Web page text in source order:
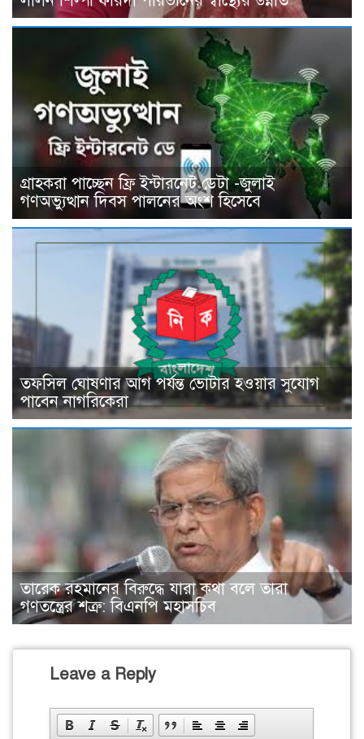
গ্রাহকরা পাচ্ছেন ফ্রি ইন্টারনেট ডেটা -জুলাই
গণঅভ্যুত্থান দিবস পালনের অংশ হিসেবে
তফসিল ঘোষণার আগ পর্যন্ত ভোটার হওয়ার সুযোগ
পাবেন নাগরিকেরা
তারেক রহমানের বিরুদ্ধে যারা কথা বলে তারা
গণতন্ত্রের শত্রু: বিএনপি মহাসচিব
Leave a Reply